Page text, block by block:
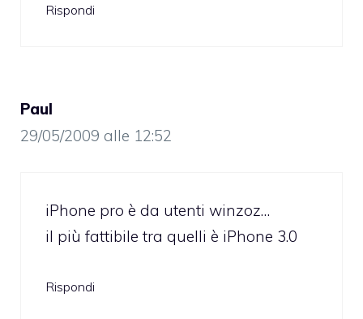
Rispondi
Paul
29/05/2009 alle 12:52
iPhone pro è da utenti winzoz…
il più fattibile tra quelli è iPhone 3.0
Rispondi